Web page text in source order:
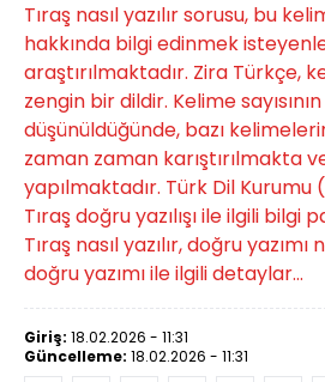
Tıraş nasıl yazılır sorusu, bu
hakkında bilgi edinmek
araştırılmaktadır. Zira Türkçe,
zengin bir dildir. Kelime sayısının
düşünüldüğünde, bazı
zaman zaman karıştırılmakta
yapılmaktadır. Türk Dil Kurumu
Tıraş doğru yazılışı ile ilgili bilgi
Tıraş nasıl yazılır, doğru yazımı
doğru yazımı ile ilgili detaylar...
Giriş: 18.02.2026 - 11:31
Güncelleme: 18.02.2026 - 11:31